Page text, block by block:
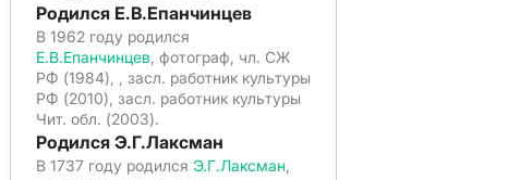
Родился Е.В.Епанчинцев
В 1962 году родился
Е.В.Епанчинцев , фотограф, чл. СЖ
РФ (1984), , засл. работник культуры
РФ (2010), засл. работник культуры
Чит. обл. (2003).
Родился Э.Г.Лаксман
В 1737 году родился Э.Г.Лаксман